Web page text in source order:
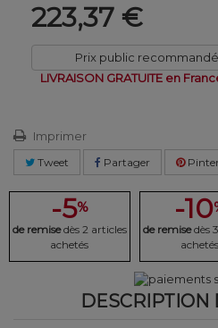
223,37 €
Prix public recommandé
LIVRAISON GRATUITE en
Imprimer
Tweet Partager
-5%
de remise dès 2 articles
achetés
-10
de remise dès
achetés
DESCRIPTION